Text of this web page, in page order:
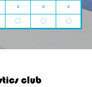
× ×
×
〇 〇 〇